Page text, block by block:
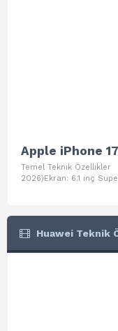
Apple iPhone
Temel Teknik
2026)Ekran: 6.1 inç
Huawei Teknik